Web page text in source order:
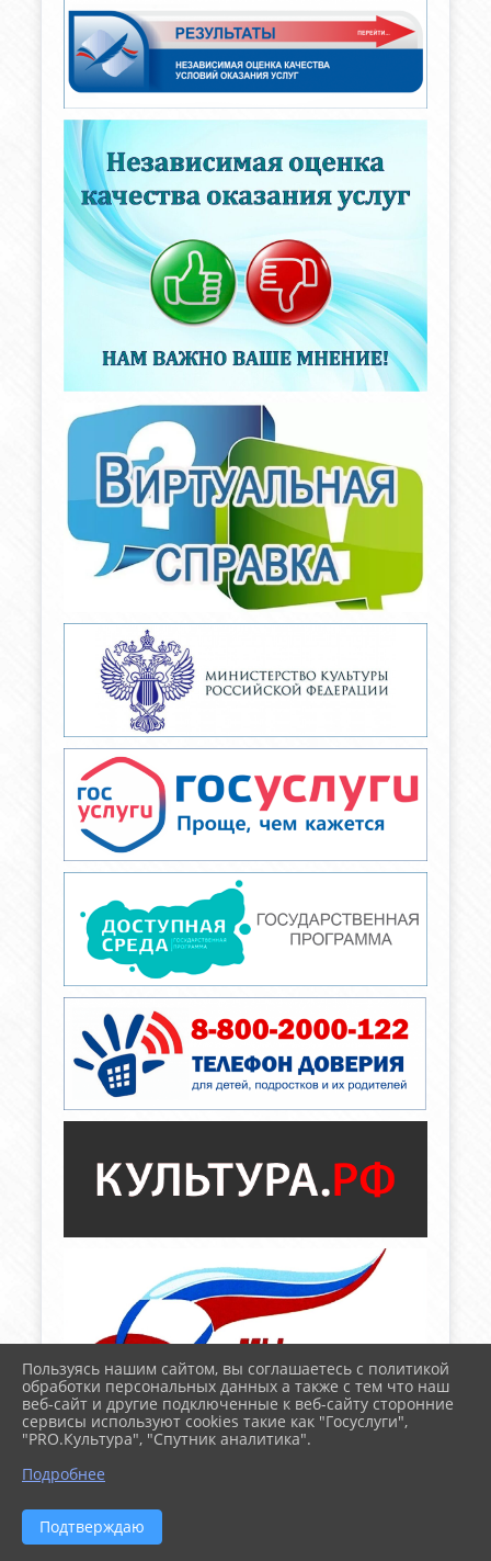
Пользуясь нашим сайтом, вы соглашаетесь с политикой
обработки персональных данных а также с тем что наш
веб-сайт и другие подключенные к веб-сайту сторонние
сервисы используют cookies такие как "Госуслуги",
"PRO.Культура", "Спутник аналитика".
Подробнее
Подтверждаю